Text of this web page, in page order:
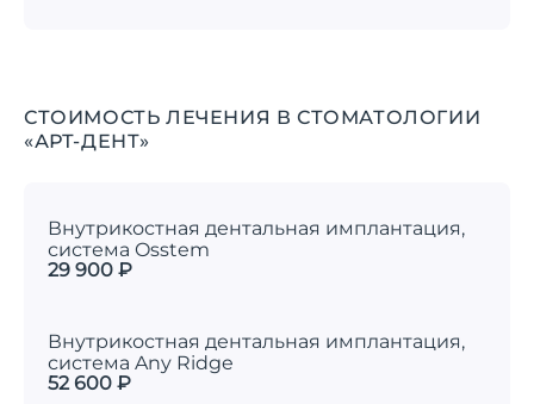
СТОИМОСТЬ ЛЕЧЕНИЯ В СТОМАТОЛОГИИ
«АРТ-ДЕНТ»
Внутрикостная дентальная имплантация,
система Osstem
29 900 ₽
Внутрикостная дентальная имплантация,
система Any Ridge
52 600 ₽